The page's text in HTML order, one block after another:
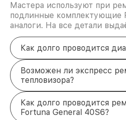
Мастера используют при
подлинные комплектующие
аналоги. На все детали
Как долго проводится
Возможен ли экспресс
тепловизора?
Как долго проводится
Fortuna General 40S6?